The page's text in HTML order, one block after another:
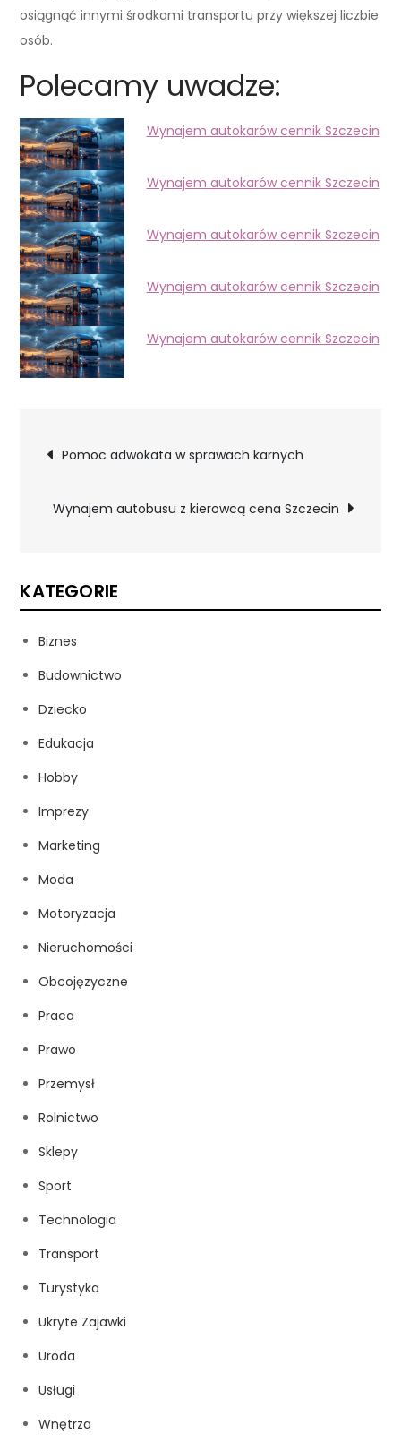
osiągnąć innymi środkami transportu przy większej liczbie
osób.
Polecamy uwadze:
Wynajem autokarów cennik Szczecin
Wynajem autokarów cennik Szczecin
Wynajem autokarów cennik Szczecin
Wynajem autokarów cennik Szczecin
Wynajem autokarów cennik Szczecin
Nawigacja
wpisu
Pomoc adwokata w sprawach karnych
Wynajem autobusu z kierowcą cena Szczecin
KATEGORIE
Biznes
Budownictwo
Dziecko
Edukacja
Hobby
Imprezy
Marketing
Moda
Motoryzacja
Nieruchomości
Obcojęzyczne
Praca
Prawo
Przemysł
Rolnictwo
Sklepy
Sport
Technologia
Transport
Turystyka
Ukryte Zajawki
Uroda
Usługi
Wnętrza